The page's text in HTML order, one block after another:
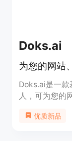
Doks.ai
Doks.ai是一
人，可为您的
持工单，为访
优质新品